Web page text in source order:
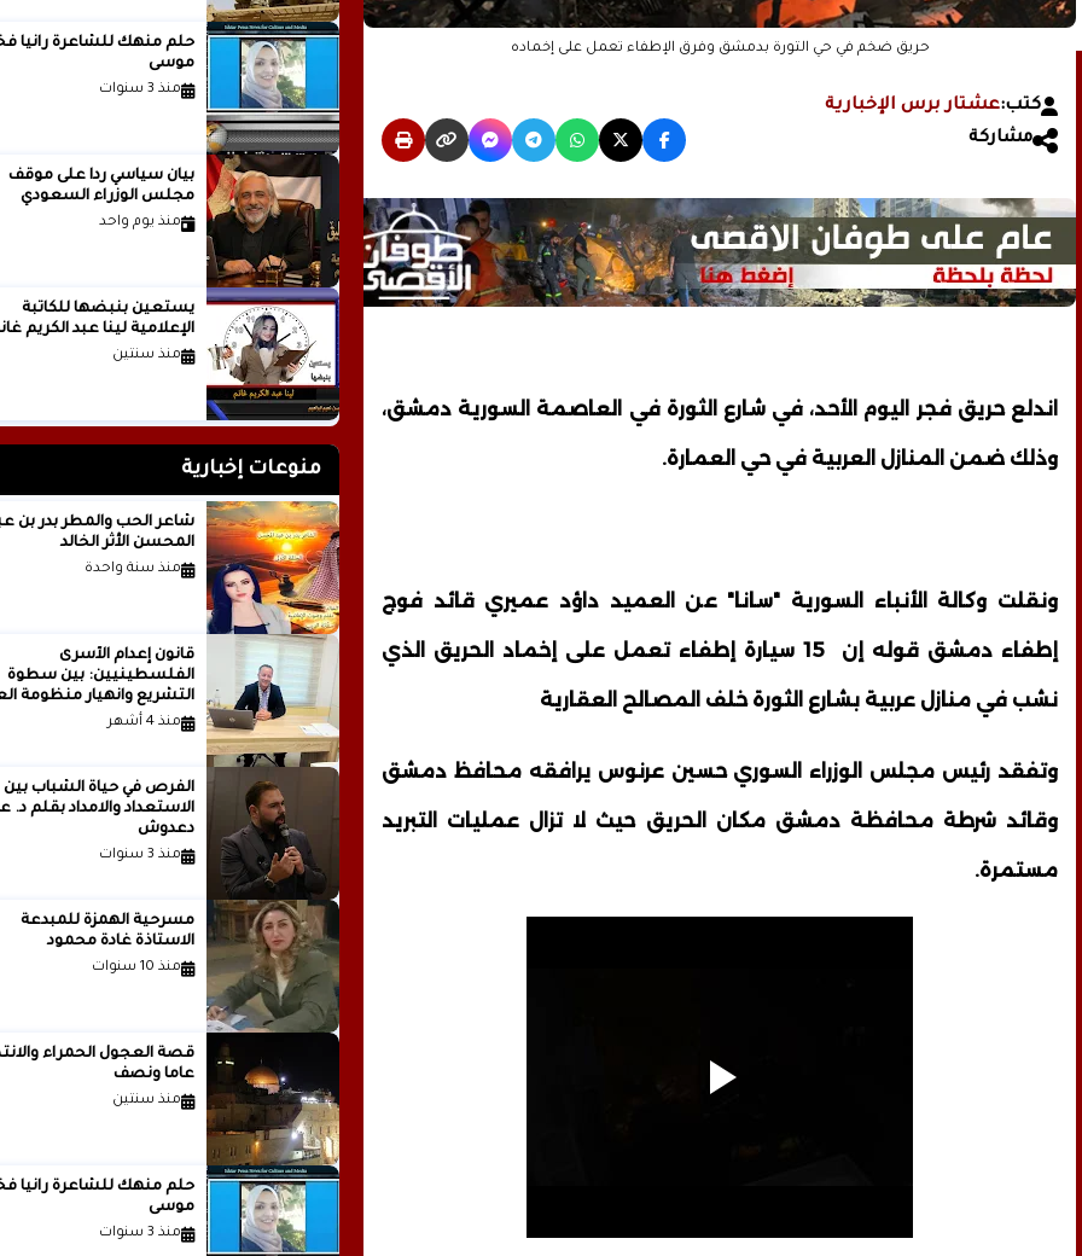
حريق ضخم في حي الثورة بدمشق وفرق الإطفاء تعمل على إخماده
كتب:عشتار برس الإخبارية
مشاركة
اندلع حريق فجر اليوم الأحد، في شارع الثورة في العاصمة السورية دمشق،
وذلك ضمن المنازل العربية في حي العمارة.
ونقلت وكالة الأنباء السورية "سانا" عن العميد داؤد عميري قائد فوج
إطفاء دمشق قوله إن 15 سيارة إطفاء تعمل على إخماد الحريق الذي
نشب في منازل عربية بشارع الثورة خلف المصالح العقارية
وتفقد رئيس مجلس الوزراء السوري حسين عرنوس يرافقه محافظ دمشق
وقائد شرطة محافظة دمشق مكان الحريق حيث لا تزال عمليات التبريد
مستمرة.
حلم منهك للشاعرة
موسى
منذ 3 سنوات
بيان سياسي رداً على موقف
مجلس الوزراء السعودي
منذ يوم واحد
يستعين بنبضها للكاتبة
الإعلامية لينا عبد الكريم غانم
منذ سنتين
منوعات إخبارية
شاعر الحب والمطر بدر
المحسن الأثر الخالد
منذ سنة واحدة
قانون إعدام الأسرى
الفلسطينيين: بين سطوة
التشريع وانهيار منظومة
الدولية...بقلم الدكتور وسيم
منذ 4 أشهر
الفرص في حياة الشباب بين
الاستعداد والامداد
دعدوش
منذ 3 سنوات
مسرحية الهمزة للمبدعة
الاستاذة غادة محمود
منذ 10 سنوات
قصة العجول الحمراء
عاما ونصف
منذ سنتين
حلم منهك للشاعرة
موسى
منذ 3 سنوات